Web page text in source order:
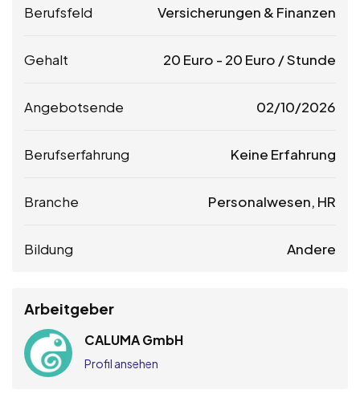
Berufsfeld Versicherungen & Finanzen
Gehalt 20 Euro - 20 Euro / Stunde
Angebotsende 02/10/2026
Berufserfahrung Keine Erfahrung
Branche Personalwesen, HR
Bildung Andere
Arbeitgeber
CALUMA GmbH
Profil ansehen